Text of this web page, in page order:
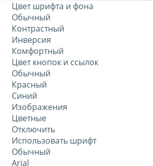
Цвет шрифта и фона
Обычный
Контрастный
Инверсия
Комфортный
Цвет кнопок и ссылок
Обычный
Красный
Синий
Изображения
Цветные
Отключить
Использовать шрифт
Обычный
Arial